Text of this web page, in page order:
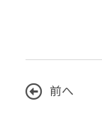
前へ